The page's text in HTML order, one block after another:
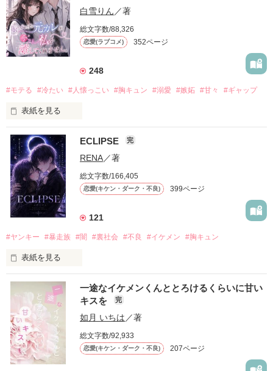
白雪りん ／著
総文字数/88,326
恋愛(ラブコメ) 352ページ
248
#モテる #冷たい #人懐っこい #胸キュン #溺愛 #嫉妬 #甘々 #ギャップ
表紙を見る
「好きだったから、別れを選んだ。」
モテる人を好きになるのが怖かった。
だから私は、中学時代に大好きだった彼を自分から振った。
もう会うことはないと思っていたのに、
高校生になって再会した彼は、隣の学校で”王子様”と呼ばれる
他の女の子には冷たいのに
私にだけ昔と変わらない笑顔を向けてくる。
「澪ちゃん。」
それは止まっていた恋が再び動き始める合図──。
✨.ﾟ･*..☆.｡.:*✨.☆.｡.:. *:ﾟ✨.ﾟ･*..☆.｡.:*✨
ECLIPSE 完
RENA／著
総文字数/166,405
恋愛(キケン・ダーク・不良) 399ページ
121
#ヤンキー #暴走族 #闇 #裏社会 #不良 #イケメン #胸キュン
表紙を見る
表紙画像はAIです
作品を読む
一途なイケメンくんととろけるくらいに甘い
キスを
完
如月 いちは ／著
総文字数/92,933
恋愛(キケン・ダーク・不良) 207ページ